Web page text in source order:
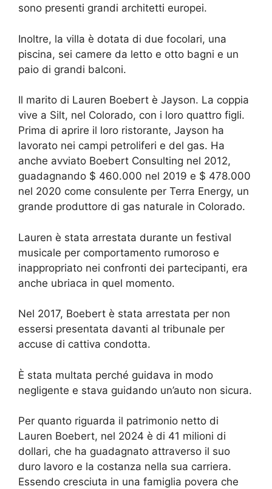
sono presenti grandi architetti europei.
Inoltre, la villa è dotata di due focolari, una
piscina, sei camere da letto e otto bagni e un
paio di grandi balconi.
Il marito di Lauren Boebert è Jayson. La coppia
vive a Silt, nel Colorado, con i loro quattro figli.
Prima di aprire il loro ristorante, Jayson ha
lavorato nei campi petroliferi e del gas. Ha
anche avviato Boebert Consulting nel 2012,
guadagnando $ 460.000 nel 2019 e $ 478.000
nel 2020 come consulente per Terra Energy, un
grande produttore di gas naturale in Colorado.
Lauren è stata arrestata durante un festival
musicale per comportamento rumoroso e
inappropriato nei confronti dei partecipanti, era
anche ubriaca in quel momento.
Nel 2017, Boebert è stata arrestata per non
essersi presentata davanti al tribunale per
accuse di cattiva condotta.
È stata multata perché guidava in modo
negligente e stava guidando un’auto non sicura.
Per quanto riguarda il patrimonio netto di
Lauren Boebert, nel 2024 è di 41 milioni di
dollari, che ha guadagnato attraverso il suo
duro lavoro e la costanza nella sua carriera.
Essendo cresciuta in una famiglia povera che